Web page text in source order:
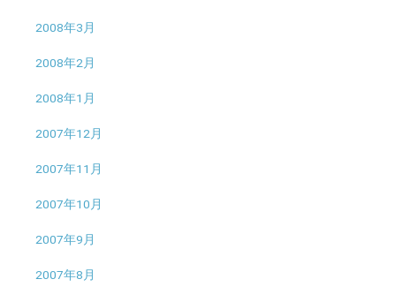
2008年3月
2008年2月
2008年1月
2007年12月
2007年11月
2007年10月
2007年9月
2007年8月